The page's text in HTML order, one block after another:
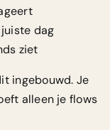
dag
ziet
ingebouwd. Je
alleen je flows